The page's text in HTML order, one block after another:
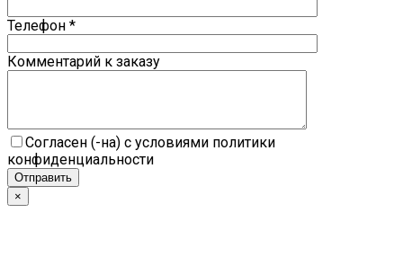
Телефон *
Комментарий к заказу
Согласен (-на) с условиями политики
конфиденциальности
×